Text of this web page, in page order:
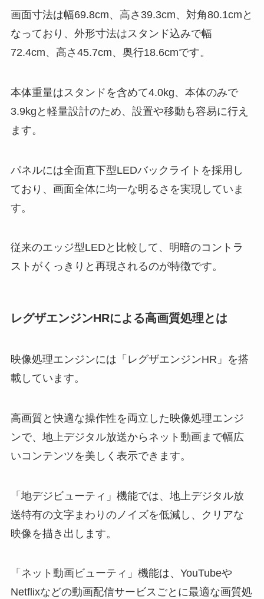
画面寸法は幅69.8cm、高さ39.3cm、対角80.1cmと
なっており、外形寸法はスタンド込みで幅
72.4cm、高さ45.7cm、奥行18.6cmです。
本体重量はスタンドを含めて4.0kg、本体のみで
3.9kgと軽量設計のため、設置や移動も容易に行え
ます。
パネルには全面直下型LEDバックライトを採用し
ており、画面全体に均一な明るさを実現していま
す。
従来のエッジ型LEDと比較して、明暗のコントラ
ストがくっきりと再現されるのが特徴です。
レグザエンジンHRによる高画質処理とは
映像処理エンジンには「レグザエンジンHR」を搭
載しています。
高画質と快適な操作性を両立した映像処理エンジ
ンで、地上デジタル放送からネット動画まで幅広
いコンテンツを美しく表示できます。
「地デジビューティ」機能では、地上デジタル放
送特有の文字まわりのノイズを低減し、クリアな
映像を描き出します。
「ネット動画ビューティ」機能は、YouTubeや
Netflixなどの動画配信サービスごとに最適な画質処